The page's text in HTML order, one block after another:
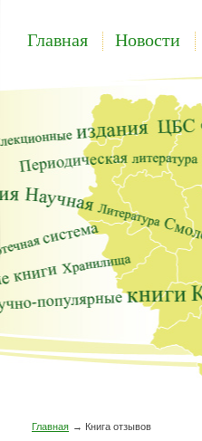
Главная Новости
Главная Книга отзывов